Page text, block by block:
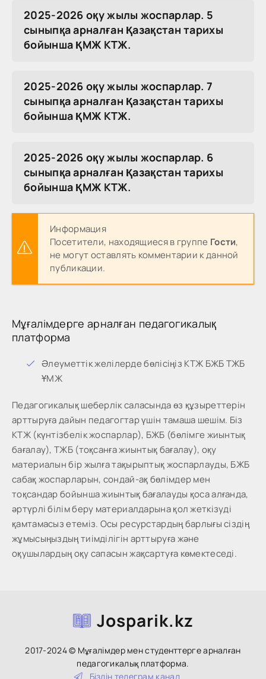
2025-2026 оқу жылы жоспарлар. 5
сыныпқа арналған Қазақстан тарихы
бойынша ҚМЖ КТЖ.
2025-2026 оқу жылы жоспарлар. 7
сыныпқа арналған Қазақстан тарихы
бойынша ҚМЖ КТЖ.
2025-2026 оқу жылы жоспарлар. 6
сыныпқа арналған Қазақстан тарихы
бойынша ҚМЖ КТЖ.
Информация
Посетители, находящиеся в группе Гости,
не могут оставлять комментарии к данной
публикации.
Мұғалімдерге арналған педагогикалық
платформа
Әлеуметтік желілерде бөлісіңіз КТЖ БЖБ ТЖБ
ҰМЖ
Педагогикалық шеберлік саласында өз құзыреттерін
арттыруға дайын педагогтар үшін тамаша шешім. Біз
КТЖ (күнтізбелік жоспарлар), БЖБ (бөлімге жиынтық
бағалау), ТЖБ (тоқсанға жиынтық бағалау), оқу
материалын бір жылға тақырыптық жоспарлауды, БЖБ
сабақ жоспарларын, сондай-ақ бөлімдер мен
тоқсандар бойынша жиынтық бағалауды қоса алғанда,
әртүрлі білім беру материалдарына қол жеткізуді
қамтамасыз етеміз. Осы ресурстардың барлығы сіздің
жұмысыңыздың тиімділігін арттыруға және
оқушылардың оқу сапасын жақсартуға көмектеседі.
Josparik.kz
2017-2024 © Мұғалімдер мен студенттерге арналған
педагогикалық платформа.
Біздін тeлeгpaм кaнaл